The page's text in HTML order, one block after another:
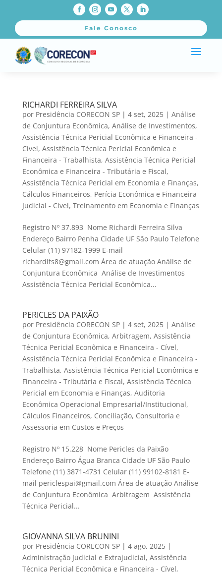
Fale Conosco
RICHARDI FERREIRA SILVA
por Presidência CORECON SP| 4 set, 2025| Análise
de Conjuntura Econômica, Análise de Investimentos,
Assistência Técnica Pericial Econômica e Financeira -
Cível, Assistência Técnica Pericial Econômica e
Financeira - Trabalhista, Assistência Técnica Pericial
Econômica e Financeira - Tributária e Fiscal,
Assistência Técnica Pericial em Economia e Finanças,
Cálculos Financeiros, Perícia Econômica e Financeira
Judicial - Cível, Treinamento em Economia e Finanças
Registro Nº 37.893 Nome Richardi Ferreira Silva
Endereço Bairro Penha Cidade UF São Paulo Telefone
Celular (11) 97182-1999 E-mail
richardifs8@gmail.com Área de atuação Análise de
Conjuntura Econômica Análise de Investimentos
Assistência Técnica Pericial Econômica...
PERICLES DA PAIXÃO
por Presidência CORECON SP| 4 set, 2025| Análise
de Conjuntura Econômica, Arbitragem, Assistência
Técnica Pericial Econômica e Financeira - Cível,
Assistência Técnica Pericial Econômica e Financeira -
Trabalhista, Assistência Técnica Pericial Econômica e
Financeira - Tributária e Fiscal, Assistência Técnica
Pericial em Economia e Finanças, Auditoria
Econômica Operacional Empresarial/Institucional,
Cálculos Financeiros, Conciliação, Consultoria e
Assessoria em Custos e Preços
Registro Nº 15.228 Nome Pericles da Paixão
Endereço Bairro Água Branca Cidade UF São Paulo
Telefone (11) 3871-4731 Celular (11) 99102-8181 E-
mail periclespai@gmail.com Área de atuação Análise
de Conjuntura Econômica Arbitragem Assistência
Técnica Pericial...
GIOVANNA SILVA BRUNINI
por Presidência CORECON SP| 4 ago, 2025|
Administração Judicial e Extrajudicial, Assistência
Técnica Pericial Econômica e Financeira - Cível,